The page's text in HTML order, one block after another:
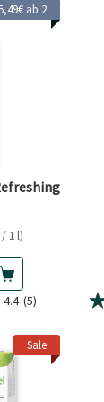
ab 2
1 l)
4.4 (5)
Sale